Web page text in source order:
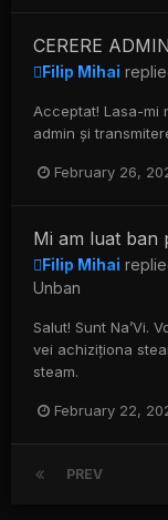
CERERE
Filip Mihai
Acceptat! Lasa-mi
admin și
February 26,
Mi am luat ban
Filip Mihai
Unban
Salut! Sunt Na’Vi.
vei achiziționa
steam.
February 22,
PREV